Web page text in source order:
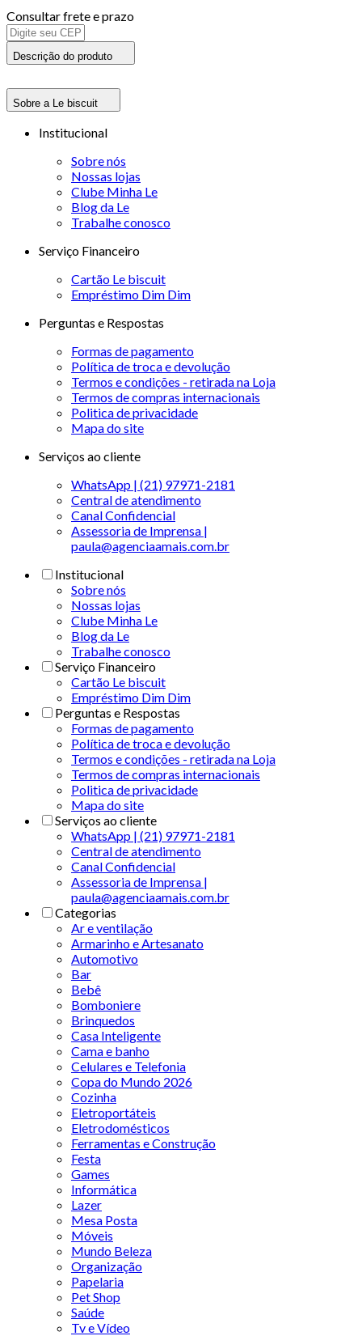
Consultar frete e prazo
Descrição do produto
Sobre a Le biscuit
Institucional
Sobre nós
Nossas lojas
Clube Minha Le
Blog da Le
Trabalhe conosco
Serviço Financeiro
Cartão Le biscuit
Empréstimo Dim Dim
Perguntas e Respostas
Formas de pagamento
Política de troca e devolução
Termos e condições - retirada na Loja
Termos de compras internacionais
Politica de privacidade
Mapa do site
Serviços ao cliente
WhatsApp | (21) 97971-2181
Central de atendimento
Canal Confidencial
Assessoria de Imprensa |
paula@agenciaamais.com.br
Institucional
Sobre nós
Nossas lojas
Clube Minha Le
Blog da Le
Trabalhe conosco
Serviço Financeiro
Cartão Le biscuit
Empréstimo Dim Dim
Perguntas e Respostas
Formas de pagamento
Política de troca e devolução
Termos e condições - retirada na Loja
Termos de compras internacionais
Politica de privacidade
Mapa do site
Serviços ao cliente
WhatsApp | (21) 97971-2181
Central de atendimento
Canal Confidencial
Assessoria de Imprensa |
paula@agenciaamais.com.br
Categorias
Ar e ventilação
Armarinho e Artesanato
Automotivo
Bar
Bebê
Bomboniere
Brinquedos
Casa Inteligente
Cama e banho
Celulares e Telefonia
Copa do Mundo 2026
Cozinha
Eletroportáteis
Eletrodomésticos
Ferramentas e Construção
Festa
Games
Informática
Lazer
Mesa Posta
Móveis
Mundo Beleza
Organização
Papelaria
Pet Shop
Saúde
Tv e Vídeo